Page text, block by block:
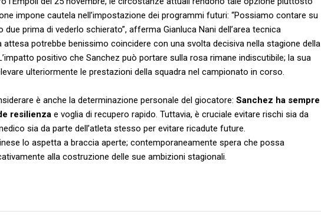
‍impone cautela nell’impostazione dei programmi futuri:⁣ “Possiamo contare su
due prima di vederlo schierato”, afferma Gianluca Nani dell’area tecnica
attesa ⁢potrebbe benissimo coincidere con una svolta decisiva nella stagione della
positivo‍ che Sanchez può portare sulla rosa rimane indiscutibile;​ la sua
ulteriormente le prestazioni della squadra nel campionato in corso.
è anche la determinazione personale del⁣ giocatore: Sanchez ha sempre
resilienza e voglia di recupero rapido. Tuttavia, è cruciale evitare rischi ⁢sia da⁤
sia da parte dell’atleta stesso per evitare ricadute future.
lo aspetta a ⁣braccia aperte; contemporaneamente spera che possa
⁣alla costruzione delle sue ambizioni stagionali.